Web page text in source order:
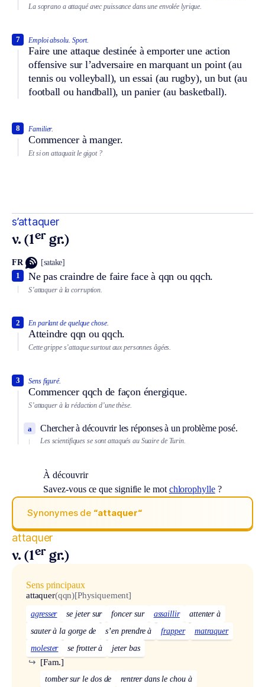
La soprano a attaqué avec puissance dans une envolée lyrique.
Emploi absolu. Sport.
Faire une attaque destinée à emporter une action
offensive sur l’adversaire en marquant un point (au
tennis ou volleyball), un essai (au rugby), un but (au
football ou handball), un panier (au basketball).
7
Familier.
Commencer à manger.
8
Et si on attaquait le gigot ?
s’attaquer
v. (1er gr.)
FR [satake]
Ne pas craindre de faire face à qqn ou qqch.
1
S’attaquer à la corruption.
En parlant de quelque chose.
Atteindre qqn ou qqch.
2
Cette grippe s’attaque surtout aux personnes âgées.
Sens figuré.
Commencer qqch de façon énergique.
3
S’attaquer à la rédaction d’une thèse.
Chercher à découvrir les réponses à un problème posé.
a
Les scientifiques se sont attaqués au Suaire de Turin.
À découvrir
Savez-vous ce que signifie le mot chlorophylle?
Synonymes de “attaquer“
attaquer
v. (1er gr.)
Sens principaux
attaquer(qqn)[Physiquement]
agresser se jeter sur foncer sur assaillir
attenter à
sauter à la gorge de
s’en prendre à frapper
matraquer
molester
se frotter à jeter bas
[Fam.]
↪
tomber sur le dos de rentrer dans le chou à